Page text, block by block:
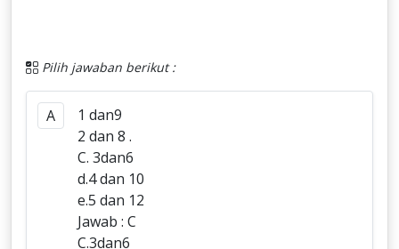
Pilih jawaban berikut :
A
1 dan9
2 dan 8 .
C. 3dan6
d.4 dan 10
e.5 dan 12
Jawab : C
C.3dan6